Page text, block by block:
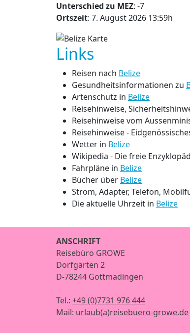
Unterschied zu MEZ: -7
Ortszeit: 7. August 2026 13:59h
Links
Reisen nach Belize
Gesundheitsinformationen zu
Artenschutz in Belize
Reisehinweise,
Reisehinweise vom
Reisehinweise -
Wetter in Belize
Wikipedia - Die freie
Fahrpläne in Belize
Bücher über Belize
Strom, Adapter, Telefon,
Die aktuelle Uhrzeit in Belize
ANSCHRIFT
Reisebüro GROWE
Dorfgärten 2
D-78244 Gottmadingen
Tel.: +49 (0)7731 976 444
Mail: urlaub(a)reisebuero-growe.de